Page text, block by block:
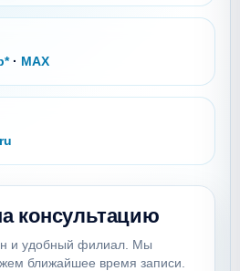
· MAX
консультацию
и удобный филиал. Мы
ближайшее время записи.